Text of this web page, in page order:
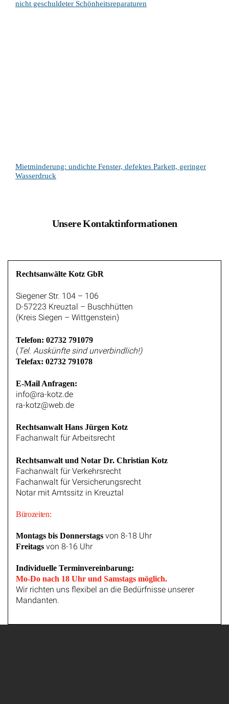
nicht geschuldeter Schönheitsreparaturen
Mietminderung: undichte Fenster, defektes Parkett, geringer
Wasserdruck
Unsere Kontaktinformationen
Rechtsanwälte Kotz GbR
Siegener Str. 104 – 106
D-57223 Kreuztal – Buschhütten
(Kreis Siegen – Wittgenstein)
Telefon: 02732 791079
(Tel. Auskünfte sind unverbindlich!)
Telefax: 02732 791078
E-Mail Anfragen:
info@ra-kotz.de
ra-kotz@web.de
Rechtsanwalt Hans Jürgen Kotz
Fachanwalt für Arbeitsrecht
Rechtsanwalt und Notar Dr. Christian Kotz
Fachanwalt für Verkehrsrecht
Fachanwalt für Versicherungsrecht
Notar mit Amtssitz in Kreuztal
Bürozeiten:
Montags bis Donnerstags von 8-18 Uhr
Freitags von 8-16 Uhr
Individuelle Terminvereinbarung:
Mo-Do nach 18 Uhr und Samstags möglich.
Wir richten uns flexibel an die Bedürfnisse unserer
Mandanten.